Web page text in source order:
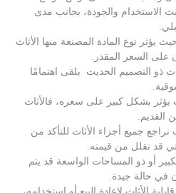
الاستخدام والجودة، بجانب مدى
يؤثر نوع المادة المصنعة منها الأثاث
السعر المقدر.
ذو التصميم الحديث يلقى اهتمامًا
يؤثر بشكل كبير على سعره، فالأثاث
القديم.
جميع أجزاء الأثاث للتأكد من
قد تقلل من قيمته.
أو ذو المساحات الواسعة قد يتم
في حالة جيدة.